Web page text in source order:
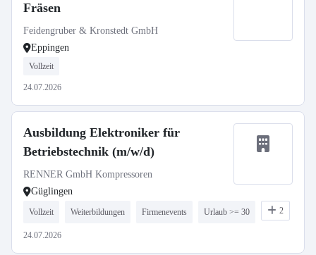
Fräsen
Feidengruber & Kronstedt GmbH
Eppingen
Vollzeit
24.07.2026
Ausbildung Elektroniker für
Betriebstechnik (m/w/d)
RENNER GmbH Kompressoren
Güglingen
Vollzeit Weiterbildungen Firmenevents Urlaub >= 30 2
24.07.2026